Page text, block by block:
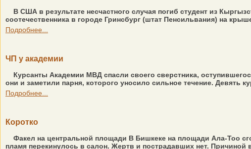
В США в результате несчастного случая погиб студент из
соотечественника в городе Гринсбург (штат Пенсильвания) на
Подробнее...
ЧП у академии
Курсанты Академии МВД спасли своего сверстника,
они и заметили парня, которого уносило сильное течение. Девять
Подробнее...
Коротко
Факел на центральной площади В Бишкеке на площади Ала-Тоо
пламя перекинулось в салон. Жертв и пострадавших нет. Причиной